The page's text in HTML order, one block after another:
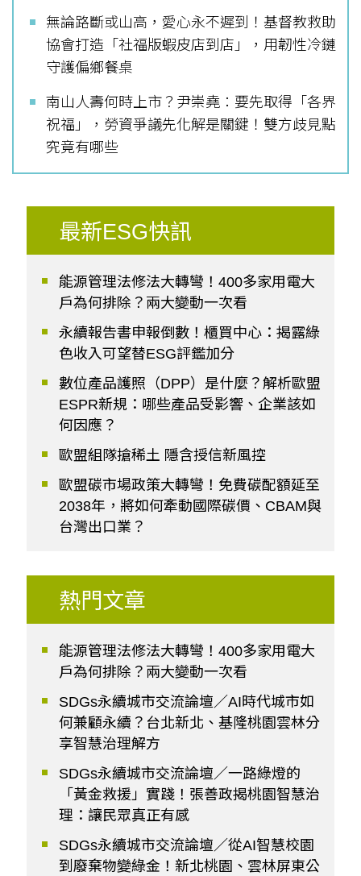
無論路斷或山高，愛心永不遲到！基督教救助
協會打造「社福版蝦皮店到店」，用韌性冷鏈
守護偏鄉餐桌
南山人壽何時上市？尹崇堯：要先取得「各界
祝福」，勞資爭議先化解是關鍵！雙方歧見點
究竟有哪些
最新ESG快訊
能源管理法修法大轉彎！400多家用電大
戶為何排除？兩大變動一次看
永續報告書申報倒數！櫃買中心：揭露綠
色收入可望替ESG評鑑加分
數位產品護照（DPP）是什麼？解析歐盟
ESPR新規：哪些產品受影響、企業該如
何因應？
歐盟組隊搶稀土 隱含授信新風控
歐盟碳市場政策大轉彎！免費碳配額延至
2038年，將如何牽動國際碳價、CBAM與
台灣出口業？
熱門文章
能源管理法修法大轉彎！400多家用電大
戶為何排除？兩大變動一次看
SDGs永續城市交流論壇／AI時代城市如
何兼顧永續？台北新北、基隆桃園雲林分
享智慧治理解方
SDGs永續城市交流論壇／一路綠燈的
「黃金救援」實踐！張善政揭桃園智慧治
理：讓民眾真正有感
SDGs永續城市交流論壇／從AI智慧校園
到廢棄物變綠金！新北桃園、雲林屏東公